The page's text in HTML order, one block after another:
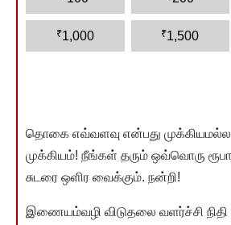
₹1,000 ₹1,500
தொகை எவ்வளவு என்பது
முக்கியம்! நீங்கள் தரும் ஒவ்வொரு
சுடரை ஒளிர வைக்கும். நன்றி!
இணையம்வழி விடுதலை வளர்ச்சி